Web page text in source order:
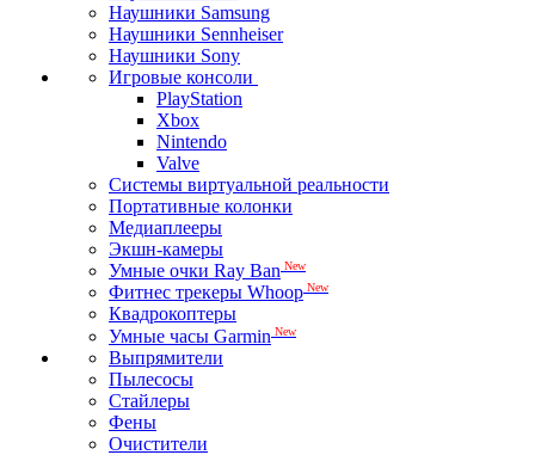
Наушники Samsung
Наушники Sennheiser
Наушники Sony
Игровые консоли
PlayStation
Xbox
Nintendo
Valve
Системы виртуальной реальности
Портативные колонки
Медиаплееры
Экшн-камеры
Умные очки Ray Ban New
Фитнес трекеры Whoop New
Квадрокоптеры
Умные часы Garmin New
Выпрямители
Пылесосы
Стайлеры
Фены
Очистители